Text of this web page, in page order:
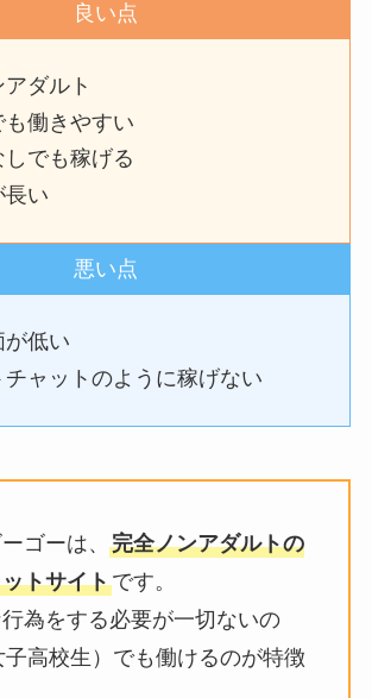
良い点
ダルト
働きやすい
しでも稼げる
長い
悪い点
が低い
チャットのように稼げない
ゴーは、
完全ノンアダルトの
トサイトです。
為をする必要が一切ないの
子高校生）でも働けるのが特徴